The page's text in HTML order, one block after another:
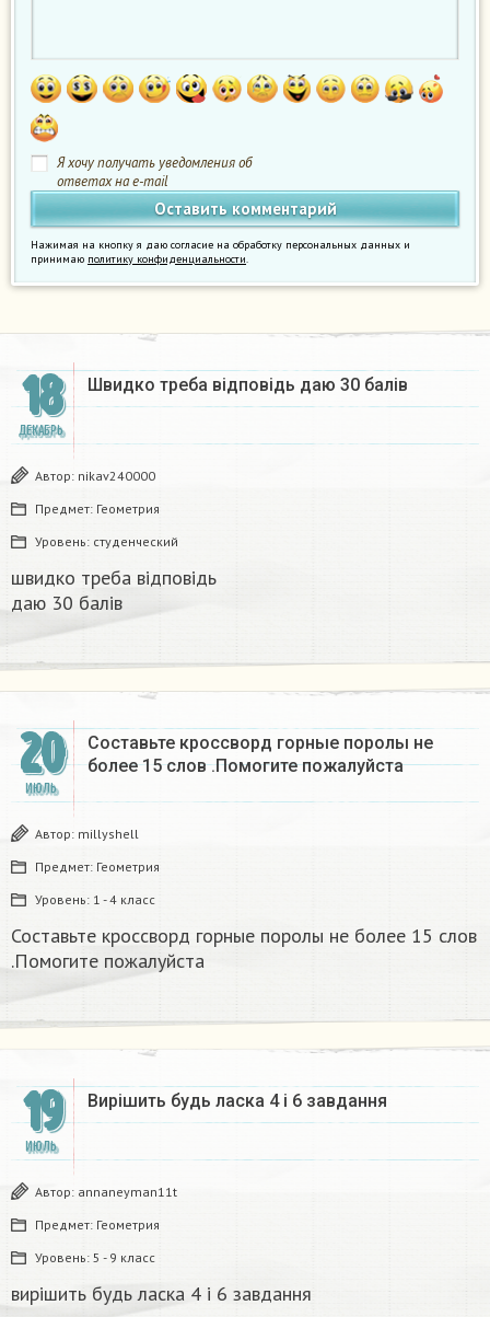
Я хочу получать уведомления об
ответах на e-mail
Нажимая на кнопку я даю согласие на обработку персональных данных и
принимаю политику конфиденциальности.
18
ДЕКАБРЬ
Швидко треба відповідь даю 30 балів​
Автор: nikav240000
Предмет: Геометрия
Уровень: студенческий
швидко треба відповідь
даю 30 балів​
20
ИЮЛЬ
Составьте кроссворд горные поролы не
более 15 слов .Помогите пожалуйста
Автор: millyshell
Предмет: Геометрия
Уровень: 1 - 4 класс
Составьте кроссворд горные поролы не более 15 слов
.Помогите пожалуйста
19
ИЮЛЬ
Вирішить будь ласка 4 і 6 завдання
Автор: annaneyman11t
Предмет: Геометрия
Уровень: 5 - 9 класс
вирішить будь ласка 4 і 6 завдання